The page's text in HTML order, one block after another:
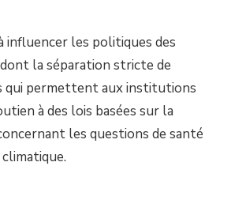
influencer les politiques des
la séparation stricte de
qui permettent aux institutions
à des lois basées sur la
les questions de santé